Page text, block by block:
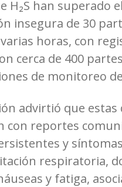
H₂S han superado
insegura de 30
horas, con
cerca de 400
de monitoreo
advirtió que estas
con reportes
y
respiratoria,
y fatiga,